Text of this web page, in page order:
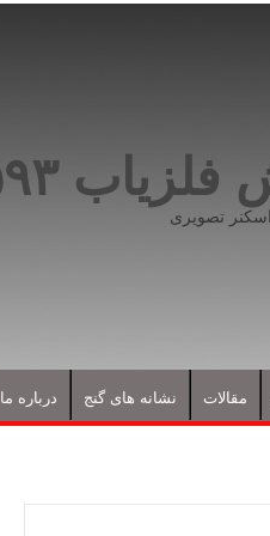
۰۹۱۹۸۱۶۶۵۹۳
اسکنر تصویری
مقالات نشانه های گنج درباره ما